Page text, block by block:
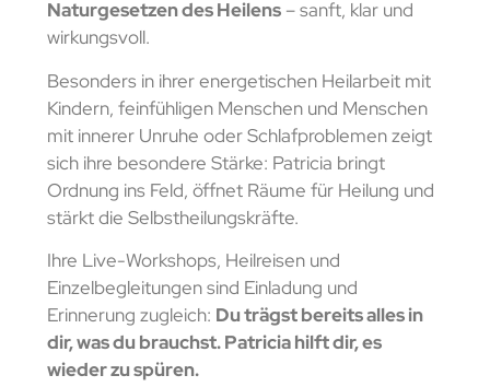
Naturgesetzen des Heilens– sanft, klar und
wirkungsvoll.
Besonders in ihrer energetischen Heilarbeit mit
Kindern, feinfühligen Menschen und Menschen
mit innerer Unruhe oder Schlafproblemen zeigt
sich ihre besondere Stärke: Patricia bringt
Ordnung ins Feld, öffnet Räume für Heilung und
stärkt die Selbstheilungskräfte.
Ihre Live-Workshops, Heilreisen und
Einzelbegleitungen sind Einladung und
Erinnerung zugleich: Du trägst bereits alles in
dir, was du brauchst. Patricia hilft dir, es
wieder zu spüren.